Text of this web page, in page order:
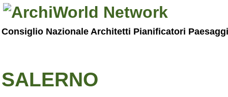
Consiglio Nazionale Architetti Pianificatori
SALERNO